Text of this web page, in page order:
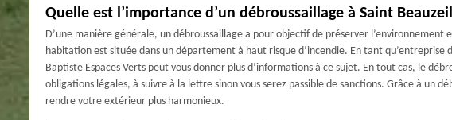
Quelle est l’importance d’un débroussaillage à Saint
D’une manière générale, un débroussaillage a pour objectif de préserver
habitation est située dans un département à haut risque d’incendie. En tant qu’entreprise
Baptiste Espaces Verts peut vous donner plus d’informations à ce sujet. En tout cas, le
obligations légales, à suivre à la lettre sinon vous serez passible de sanctions. Grâce à un
rendre votre extérieur plus harmonieux.